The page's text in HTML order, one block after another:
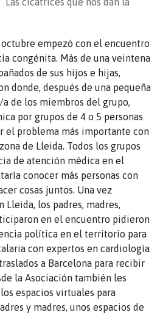
empezó con el encuentro
congénita. Más de una veintena
de sus hijos e hijas,
donde, después de una pequeña
de los miembros del grupo,
por grupos de 4 o 5 personas
el problema más importante con
de Lleida. Todos los grupos
de atención médica en el
conocer más personas con
cosas juntos. Una vez
los padres, madres,
en el encuentro pidieron
política en el territorio para
con expertos en cardiología
a Barcelona para recibir
la Asociación también les
espacios virtuales para
y madres, unos espacios de